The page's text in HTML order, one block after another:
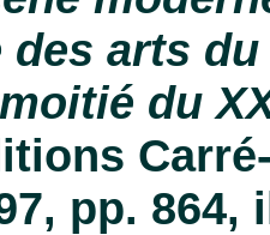
des arts
du
pp. 864,